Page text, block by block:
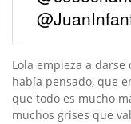
Lola empieza a
había pensado, que
que todo es mucho
muchos grises que